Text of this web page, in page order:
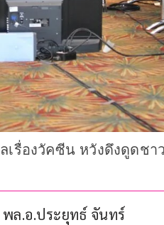
รื่องวัคซีน หวังดึงดูดช
พล.อ.ประยุทธ์ จันทร์